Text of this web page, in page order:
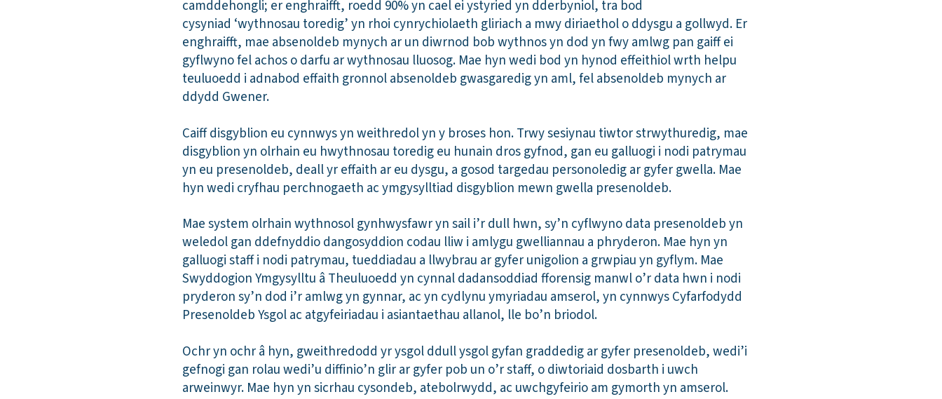
camddehongli; er enghraifft, roedd 90% yn cael ei ystyried yn dderbyniol, tra bod
cysyniad ‘wythnosau toredig’ yn rhoi cynrychiolaeth gliriach a mwy diriaethol o ddysgu a gollwyd. Er
enghraifft, mae absenoldeb mynych ar un diwrnod bob wythnos yn dod yn fwy amlwg pan gaiff ei
gyflwyno fel achos o darfu ar wythnosau lluosog. Mae hyn wedi bod yn hynod effeithiol wrth helpu
teuluoedd i adnabod effaith gronnol absenoldeb gwasgaredig yn aml, fel absenoldeb mynych ar
ddydd Gwener.
Caiff disgyblion eu cynnwys yn weithredol yn y broses hon. Trwy sesiynau tiwtor strwythuredig, mae
disgyblion yn olrhain eu hwythnosau toredig eu hunain dros gyfnod, gan eu galluogi i nodi patrymau
yn eu presenoldeb, deall yr effaith ar eu dysgu, a gosod targedau personoledig ar gyfer gwella. Mae
hyn wedi cryfhau perchnogaeth ac ymgysylltiad disgyblion mewn gwella presenoldeb.
Mae system olrhain wythnosol gynhwysfawr yn sail i’r dull hwn, sy’n cyflwyno data presenoldeb yn
weledol gan ddefnyddio dangosyddion codau lliw i amlygu gwelliannau a phryderon. Mae hyn yn
galluogi staff i nodi patrymau, tueddiadau a llwybrau ar gyfer unigolion a grwpiau yn gyflym. Mae
Swyddogion Ymgysylltu â Theuluoedd yn cynnal dadansoddiad fforensig manwl o’r data hwn i nodi
pryderon sy’n dod i’r amlwg yn gynnar, ac yn cydlynu ymyriadau amserol, yn cynnwys Cyfarfodydd
Presenoldeb Ysgol ac atgyfeiriadau i asiantaethau allanol, lle bo’n briodol.
Ochr yn ochr â hyn, gweithredodd yr ysgol ddull ysgol gyfan graddedig ar gyfer presenoldeb, wedi’i
gefnogi gan rolau wedi’u diffinio’n glir ar gyfer pob un o’r staff, o diwtoriaid dosbarth i uwch
arweinwyr. Mae hyn yn sicrhau cysondeb, atebolrwydd, ac uwchgyfeirio am gymorth yn amserol.